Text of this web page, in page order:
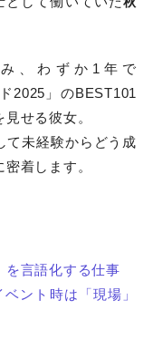
、わずか1年で
2025」のBEST101
せる彼女。
て未経験からどう成
着します。
を言語化する仕事
ント時は「現場」